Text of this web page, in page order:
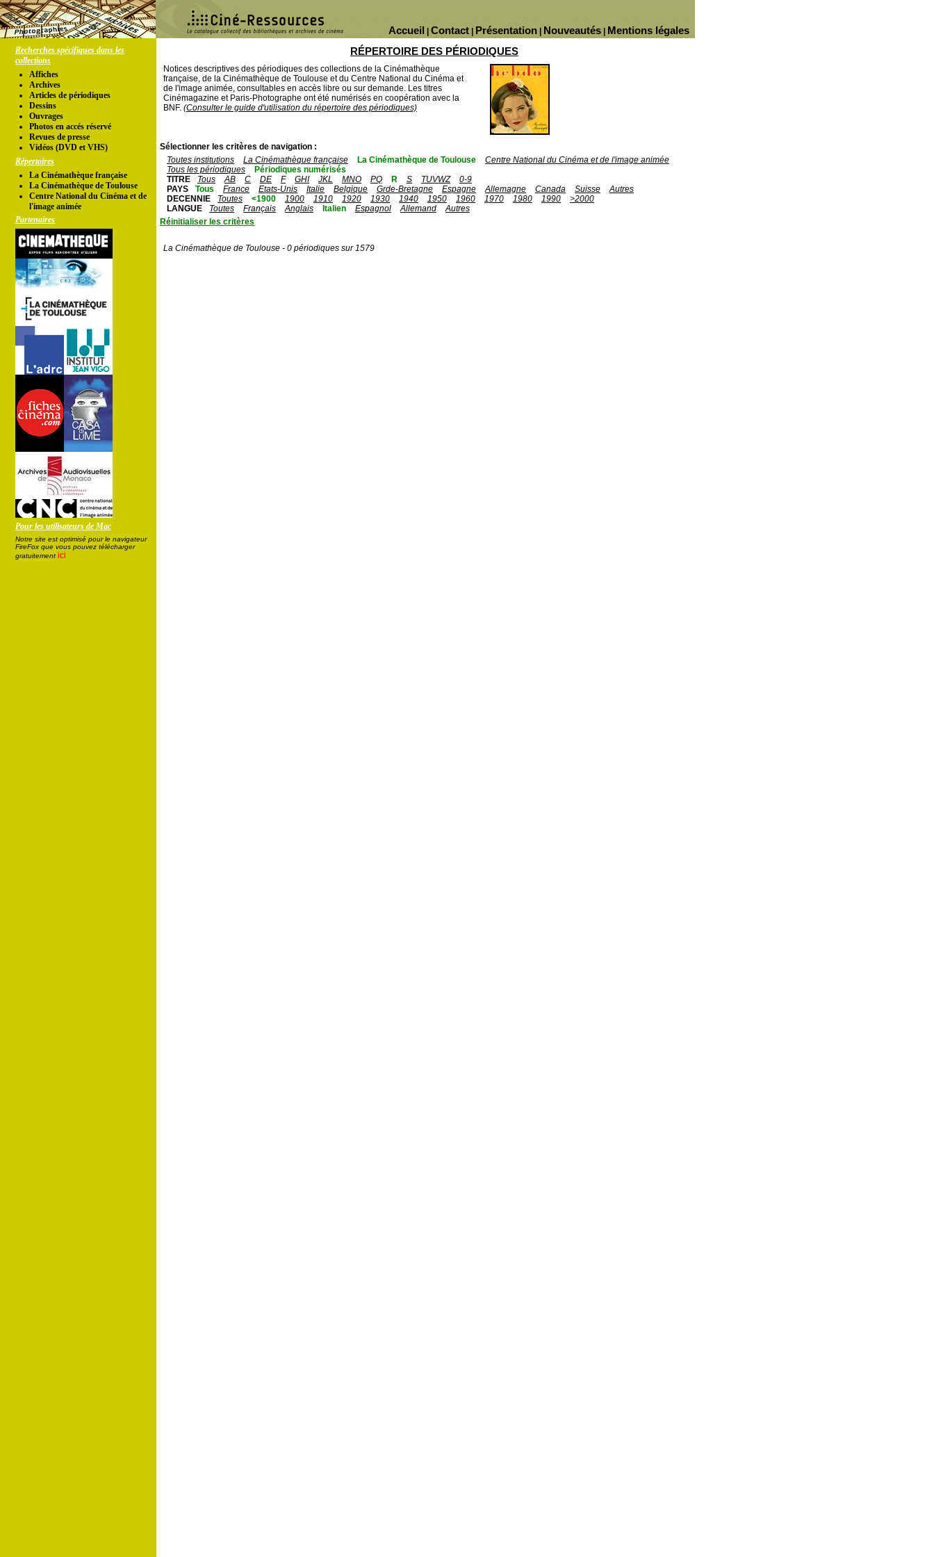
Mentions légales
Nouveautés
Présentation
Contact
Accueil
Recherches spécifiques dans les
collections
Affiches
Archives
Articles de périodiques
Dessins
Ouvrages
Photos en accés réservé
Revues de presse
Vidéos (DVD et VHS)
Répertoires
La Cinémathèque française
La Cinémathèque de Toulouse
Centre National du Cinéma et de
l'image animée
Partenaires
Pour les utilisateurs de Mac
Notre site est optimisé pour le navigateur
FireFox que vous pouvez télécharger
gratuitement ici
RÉPERTOIRE DES PÉRIODIQUES
Notices descriptives des périodiques des collections de la Cinémathèque
française, de la Cinémathèque de Toulouse et du Centre National du Cinéma et
de l'image animée, consultables en accès libre ou sur demande. Les titres
Cinémagazine et Paris-Photographe ont été numérisés en coopération avec la
BNF. (Consulter le guide d'utilisation du répertoire des périodiques)
Sélectionner les critères de navigation :
Toutes institutions
La Cinémathèque française La Cinémathèque de Toulouse
Centre National du Cinéma et de l'image animée
Tous les périodiques
Périodiques numérisés
TITRE
Tous AB C DE F GHI JKL MNO PQ R S TUVWZ
0-9
PAYS
Tous France Etats-Unis Italie Belgique Grde-Bretagne Espagne Allemagne Canada Suisse
Autres
DECENNIE
Toutes <1900 1900 1910 1920 1930 1940 1950 1960 1970 1980 1990
>2000
LANGUE
Toutes Français Anglais Italien Espagnol Allemand
Autres
Réinitialiser les critères
La Cinémathèque de Toulouse - 0 périodiques sur 1579